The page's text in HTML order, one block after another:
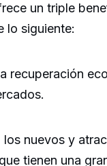
un triple
lo siguiente:
recuperación
los nuevos y
tienen una